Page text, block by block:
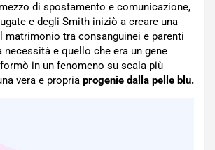
di spostamento e comunicazione,
e degli Smith iniziò a creare una
matrimonio tra consanguinei e parenti
necessità e quello che era un gene
in un fenomeno su scala più
vera e propria progenie dalla pelle blu.